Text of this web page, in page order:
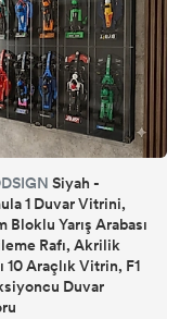
Siyah -
1 Duvar Vitrini,
Bloklu Yarış Arabası
Rafı, Akrilik
10 Araçlık Vitrin, F1
Duvar